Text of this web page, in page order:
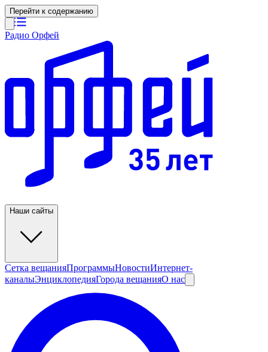
Перейти к содержанию
Радио Орфей
Наши сайты
Сетка вещанияПрограммыНовостиИнтернет-
каналыЭнциклопедияГорода вещанияО нас